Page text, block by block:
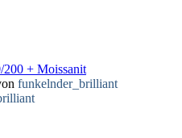
+ Moissanit
funkelnder_brilliant